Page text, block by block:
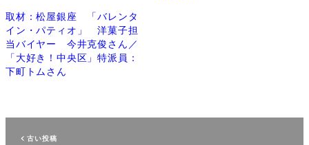
取材：松屋銀座 「バレンタ
イン・パティオ」 洋菓子担
当バイヤー 今井克俊さん／
「大好き！中央区」特派員：
下町トムさん
古い投稿